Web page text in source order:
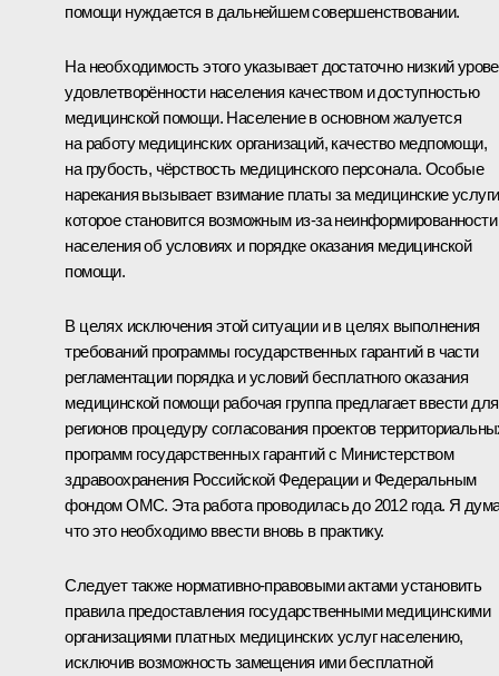
помощи нуждается в дальнейшем совершенствовании.
На необходимость этого указывает достаточно низкий
удовлетворённости населения качеством и доступностью
медицинской помощи. Население в основном жалуется
на работу медицинских организаций, качество медпомощи,
на грубость, чёрствость медицинского персонала. Особые
нарекания вызывает взимание платы за медицинские
которое становится возможным из‑за неинформированности
населения об условиях и порядке оказания медицинской
помощи.
В целях исключения этой ситуации и в целях выполнения
требований программы государственных гарантий в части
регламентации порядка и условий бесплатного оказания
медицинской помощи рабочая группа предлагает ввести для
регионов процедуру согласования проектов
программ государственных гарантий с Министерством
здравоохранения Российской Федерации и Федеральным
фондом ОМС. Эта работа проводилась до 2012 года. Я
что это необходимо ввести вновь в практику.
Следует также нормативно-правовыми актами установить
правила предоставления государственными медицинскими
организациями платных медицинских услуг населению,
исключив возможность замещения ими бесплатной